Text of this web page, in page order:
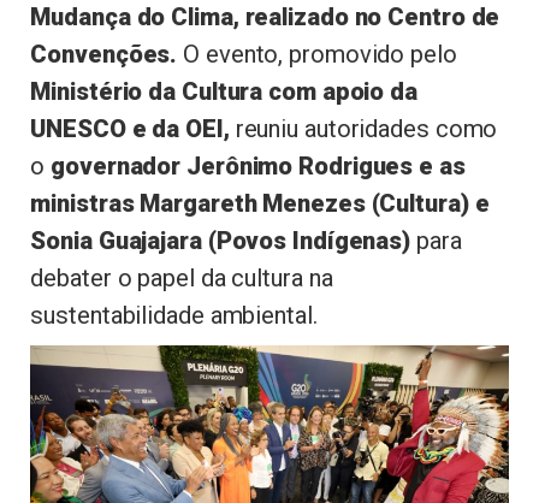
Mudança do Clima, realizado no Centro de
Convenções. O evento, promovido pelo
Ministério da Cultura com apoio da
UNESCO e da OEI, reuniu autoridades como
o governador Jerônimo Rodrigues e as
ministras Margareth Menezes (Cultura) e
Sonia Guajajara (Povos Indígenas) para
debater o papel da cultura na
sustentabilidade ambiental.